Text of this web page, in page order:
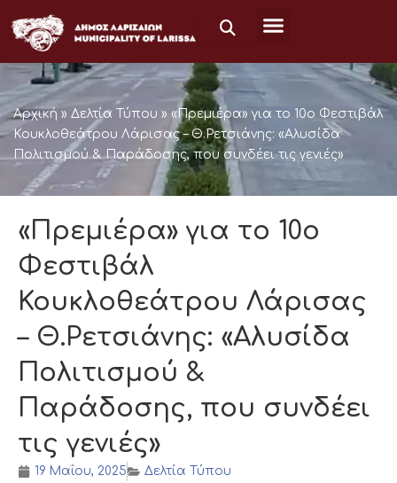
στο
περιεχόμενο
Αρχική » Δελτία Τύπου » «Πρεμιέρα» για το 10ο Φεστιβάλ
Κουκλοθεάτρου Λάρισας – Θ.Ρετσιάνης: «Αλυσίδα
Πολιτισμού & Παράδοσης, που συνδέει τις γενιές»
«Πρεμιέρα» για το 10ο
Φεστιβάλ
Κουκλοθεάτρου Λάρισας
– Θ.Ρετσιάνης: «Αλυσίδα
Πολιτισμού &
Παράδοσης, που συνδέει
τις γενιές»
19 Μαΐου, 2025
Δελτία Τύπου